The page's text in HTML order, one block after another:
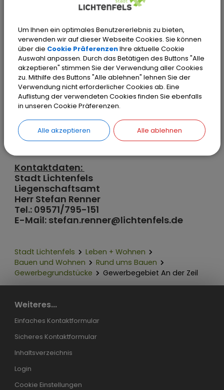
Stadt Lichtenfels
Leben + Wohnen
Bauen und Wohnen
Rund ums Bauen
Gewerbegrundstücke
Gewerbegebiet An der Zeil
Weitere Auskünfte zum Verkauf des
Gewerbegrundstückes erteilt Ihnen gerne Herr Renner
Kontaktdaten:
Stadt Lichtenfels
Liegenschaftsamt
Herr Stefan Renner
Tel.: 09571/795-151
E-Mail: stefan.renner@lichtenfels.de
Weiteres...
Einfaches Kontaktformular
Sicheres Kontaktformular
Inhaltsverzeichnis
Login
Cookie Einstellungen
Um Ihnen ein optimales Benutzererlebnis zu bieten,
verwenden wir auf dieser Webseite Cookies. Sie können
über die Cookie PräferenzenIhre aktuelle Cookie
Auswahl anpassen. Durch das Betätigen des Buttons "Alle
akzeptieren" stimmen Sie der Verwendung aller Cookies
zu. Mithilfe des Buttons "Alle ablehnen" lehnen Sie der
Verwendung nicht erforderlicher Cookies ab. Eine
Auflistung der verwendeten Cookies finden Sie ebenfalls
in unseren Cookie Präferenzen.
Alle akzeptieren Alle ablehnen